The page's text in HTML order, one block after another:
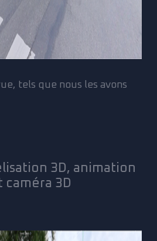
tels que nous les avons
3D, animation
3D